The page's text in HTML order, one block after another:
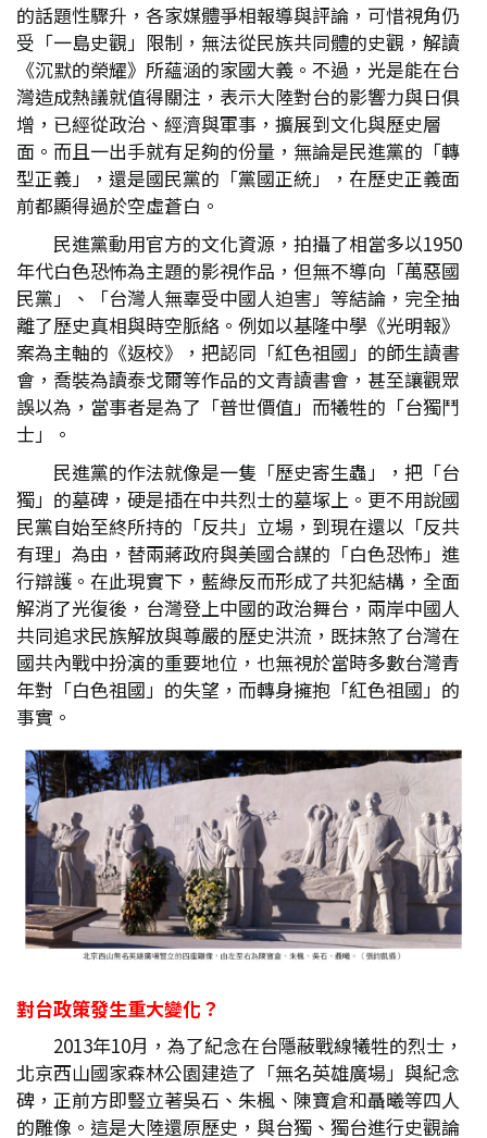
的話題性驟升，各家媒體爭相報導與評論，可惜視角仍
受「一島史觀」限制，無法從民族共同體的史觀，解讀
《沉默的榮耀》所蘊涵的家國大義。不過，光是能在台
灣造成熱議就值得關注，表示大陸對台的影響力與日俱
增，已經從政治、經濟與軍事，擴展到文化與歷史層
面。而且一出手就有足夠的份量，無論是民進黨的「轉
型正義」，還是國民黨的「黨國正統」，在歷史正義面
前都顯得過於空虛蒼白。
民進黨動用官方的文化資源，拍攝了相當多以1950
年代白色恐怖為主題的影視作品，但無不導向「萬惡國
民黨」、「台灣人無辜受中國人迫害」等結論，完全抽
離了歷史真相與時空脈絡。例如以基隆中學《光明報》
案為主軸的《返校》，把認同「紅色祖國」的師生讀書
會，喬裝為讀泰戈爾等作品的文青讀書會，甚至讓觀眾
誤以為，當事者是為了「普世價值」而犧牲的「台獨鬥
士」。
民進黨的作法就像是一隻「歷史寄生蟲」，把「台
獨」的墓碑，硬是插在中共烈士的墓塚上。更不用說國
民黨自始至終所持的「反共」立場，到現在還以「反共
有理」為由，替兩蔣政府與美國合謀的「白色恐怖」進
行辯護。在此現實下，藍綠反而形成了共犯結構，全面
解消了光復後，台灣登上中國的政治舞台，兩岸中國人
共同追求民族解放與尊嚴的歷史洪流，既抹煞了台灣在
國共內戰中扮演的重要地位，也無視於當時多數台灣青
年對「白色祖國」的失望，而轉身擁抱「紅色祖國」的
事實。
對台政策發生重大變化？
2013年10月，為了紀念在台隱蔽戰線犧牲的烈士，
北京西山國家森林公園建造了「無名英雄廣場」與紀念
碑，正前方即豎立著吳石、朱楓、陳寶倉和聶曦等四人
的雕像。這是大陸還原歷史，與台獨、獨台進行史觀論